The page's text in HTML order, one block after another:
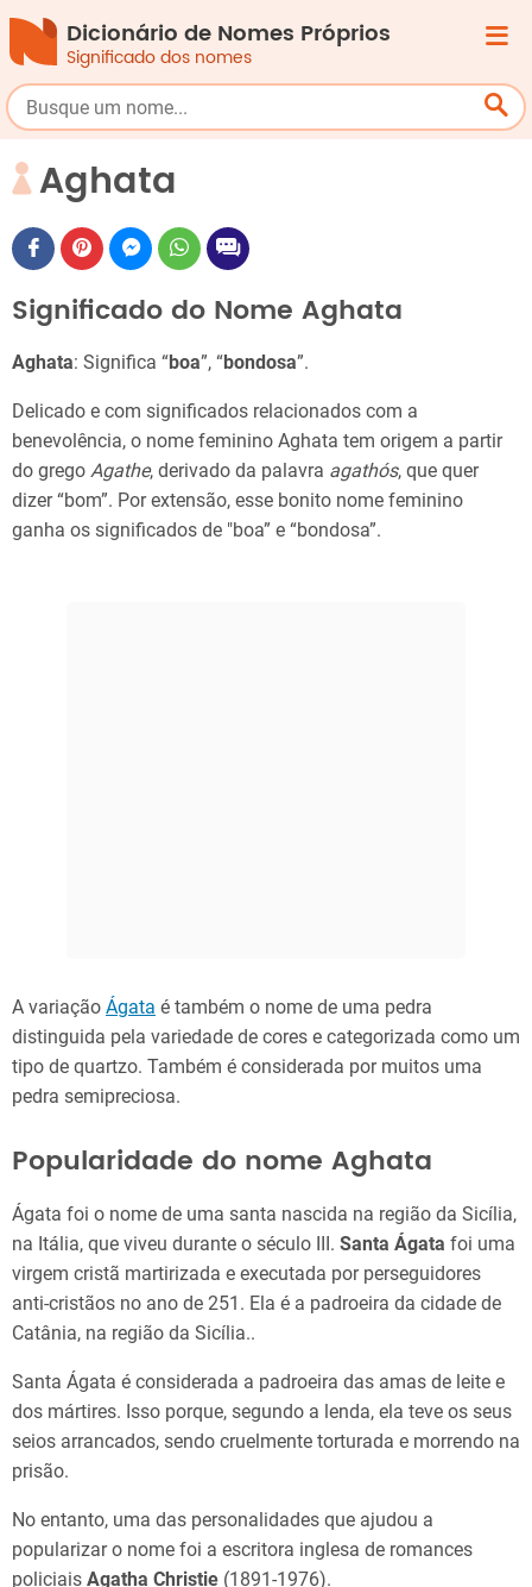
Dicionário de Nomes Próprios
Significado dos nomes
Aghata
Significado do Nome Aghata
Aghata: Significa “boa”, “bondosa”.
Delicado e com significados relacionados com a
benevolência, o nome feminino Aghata tem origem a partir
do grego Agathe, derivado da palavra agathós, que quer
dizer “bom”. Por extensão, esse bonito nome feminino
ganha os significados de "boa” e “bondosa”.
A variação Ágata é também o nome de uma pedra
distinguida pela variedade de cores e categorizada como um
tipo de quartzo. Também é considerada por muitos uma
pedra semipreciosa.
Popularidade do nome Aghata
Ágata foi o nome de uma santa nascida na região da Sicília,
na Itália, que viveu durante o século III. Santa Ágata foi uma
virgem cristã martirizada e executada por perseguidores
anti-cristãos no ano de 251. Ela é a padroeira da cidade de
Catânia, na região da Sicília..
Santa Ágata é considerada a padroeira das amas de leite e
dos mártires. Isso porque, segundo a lenda, ela teve os seus
seios arrancados, sendo cruelmente torturada e morrendo na
prisão.
No entanto, uma das personalidades que ajudou a
popularizar o nome foi a escritora inglesa de romances
policiais Agatha Christie (1891-1976).